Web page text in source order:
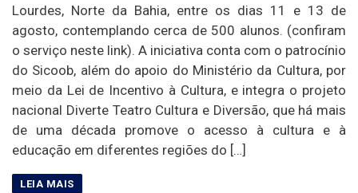
Lourdes, Norte da Bahia, entre os dias 11 e 13 de
agosto, contemplando cerca de 500 alunos. (confiram
o serviço neste link). A iniciativa conta com o patrocínio
do Sicoob, além do apoio do Ministério da Cultura, por
meio da Lei de Incentivo à Cultura, e integra o projeto
nacional Diverte Teatro Cultura e Diversão, que há mais
de uma década promove o acesso à cultura e à
educação em diferentes regiões do […]